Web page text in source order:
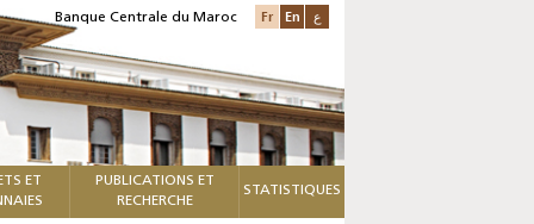
Banque Centrale du Maroc Fr En ع
ET
PUBLICATIONS ET
RECHERCHE
STATISTIQUES